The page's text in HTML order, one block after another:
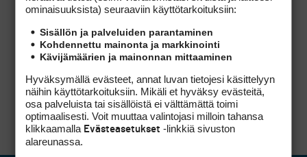
tuoda tähän keskusteluketjuun alunperin esiin.
tasapainoiseen loppuasentoon, jos suuntaa
hieman polvia toisiaan kohti. Myös
suunnanvaihto bsw’n ja dsw’n välillä tuntuu
ominaisuuk­sista) seuraaviin käyttötarkoituksiin:
Sisällön ja palveluiden parantaminen
Kohdennettu mainonta ja markkinointi
Kävijämäärien ja mainonnan mittaaminen
Hyväksymällä evästeet, annat luvan tietojesi käsittelyyn
näihin käyttötarkoituksiin. Mikäli et hyväksy evästeitä,
osa palveluista tai sisällöistä ei välttämättä toimi
optimaalisesti. Voit muuttaa valintojasi milloin tahansa
klikkaamalla Evästeasetukset -linkkiä sivuston
alareunassa.